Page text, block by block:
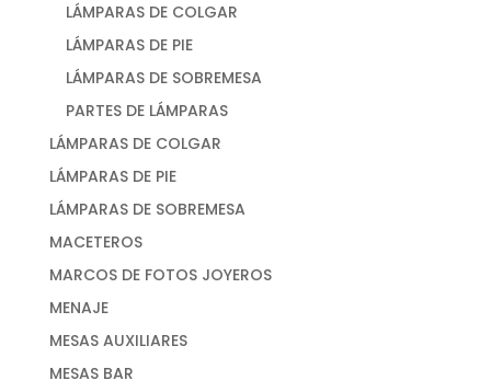
LÁMPARAS DE COLGAR
LÁMPARAS DE PIE
LÁMPARAS DE SOBREMESA
PARTES DE LÁMPARAS
LÁMPARAS DE COLGAR
LÁMPARAS DE PIE
LÁMPARAS DE SOBREMESA
MACETEROS
MARCOS DE FOTOS JOYEROS
MENAJE
MESAS AUXILIARES
MESAS BAR